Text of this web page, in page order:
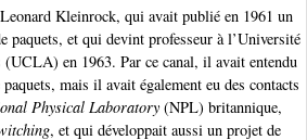
Kleinrock, qui avait publié en 1961 un
paquets, et qui devint professeur à l’Université
en 1963. Par ce canal, il avait entendu
mais il avait également eu des contacts
Physical Laboratory (NPL) britannique,
, et qui développait aussi un projet de